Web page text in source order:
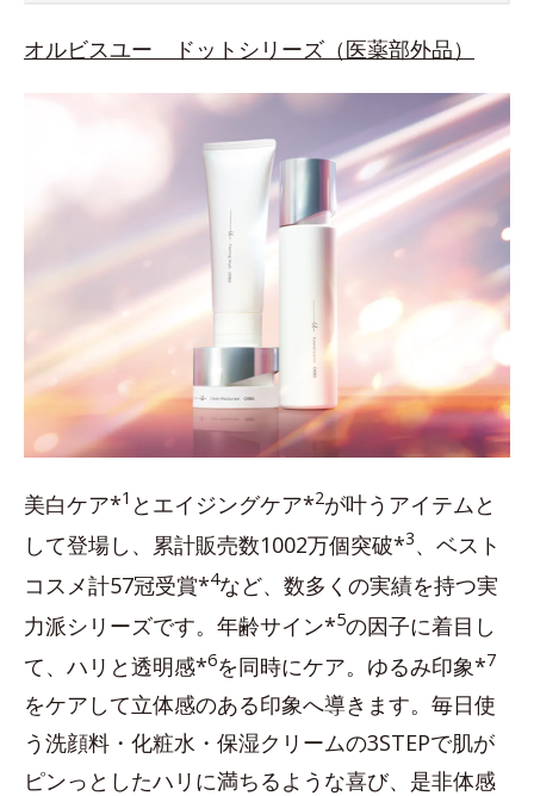
オルビスユー ドットシリーズ（医薬部外品）
美白ケア*1 とエイジングケア*2が叶うアイテムと
して登場し、累計販売数1002万個突破*3、ベスト
コスメ計57冠受賞*4など、数多くの実績を持つ実
力派シリーズです。年齢サイン*5の因子に着目し
て、ハリと透明感*6を同時にケア。ゆるみ印象*7
をケアして立体感のある印象へ導きます。毎日使
う洗顔料・化粧水・保湿クリームの3STEPで肌が
ピンっとしたハリに満ちるような喜び、是非体感